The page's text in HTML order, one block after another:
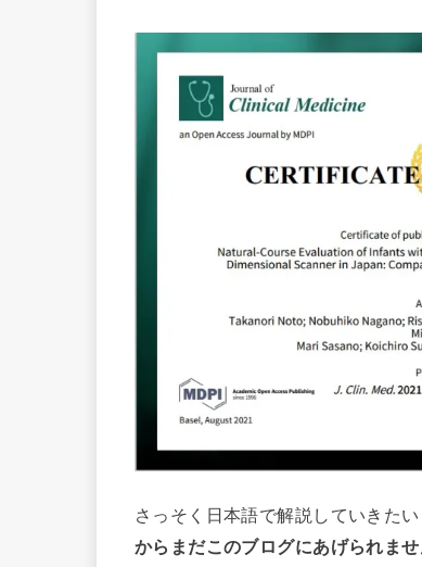
さっそく日本語で解説していきた
からまだこのブログにあげられま